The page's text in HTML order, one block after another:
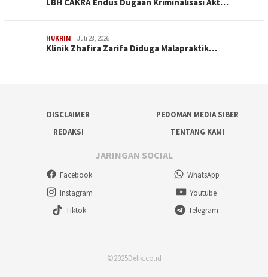
HUKRIM Juli 28, 2026
Klinik Zhafira Zarifa Diduga Malapraktik…
DISCLAIMER
PEDOMAN MEDIA SIBER
REDAKSI
TENTANG KAMI
JARINGAN SOCIAL
Facebook
WhatsApp
Instagram
Youtube
Tiktok
Telegram
©2025Delik.co.id